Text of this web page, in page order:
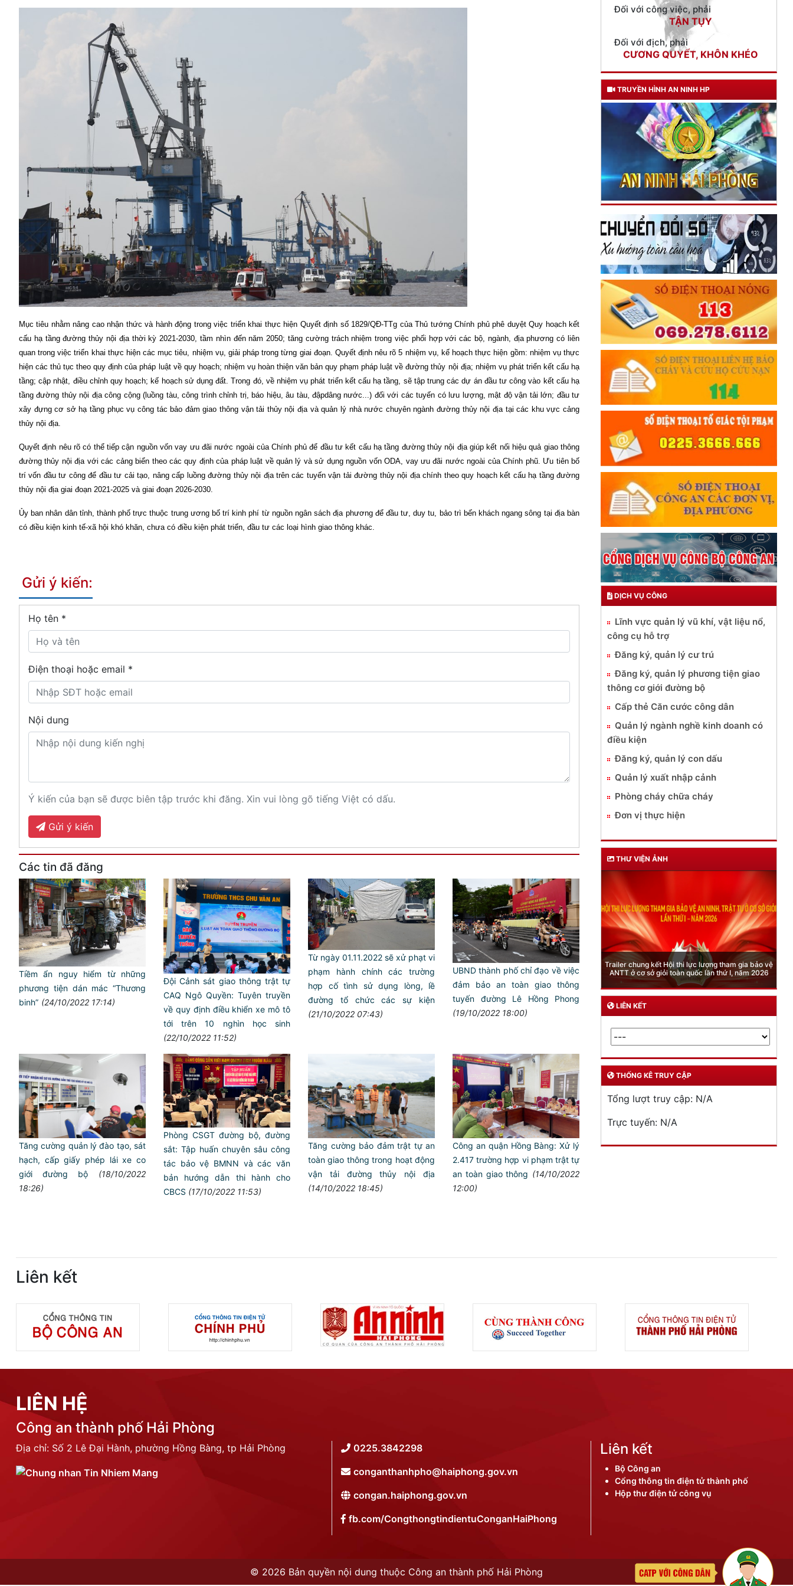
Mục tiêu nhằm nâng cao nhận thức và hành động trong việc triển khai thực hiện Quyết định số 1829/QĐ-TTg của Thủ tướng Chính phủ phê duyệt Quy hoạch kết
cấu hạ tầng đường thủy nội địa thời kỳ 2021-2030, tầm nhìn đến năm 2050; tăng cường trách nhiệm trong việc phối hợp với các bộ, ngành, địa phương có liên
quan trong việc triển khai thực hiện các mục tiêu, nhiệm vụ, giải pháp trong từng giai đoạn. Quyết định nêu rõ 5 nhiệm vụ, kế hoạch thực hiện gồm: nhiệm vụ thực
hiện các thủ tục theo quy định của pháp luật về quy hoạch; nhiệm vụ hoàn thiện văn bản quy phạm pháp luật về đường thủy nội địa; nhiệm vụ phát triển kết cấu hạ
tầng; cập nhật, điều chỉnh quy hoạch; kế hoạch sử dụng đất. Trong đó, về nhiệm vụ phát triển kết cấu hạ tầng, sẽ tập trung các dự án đầu tư công vào kết cấu hạ
tầng đường thủy nội địa công cộng (luồng tàu, công trình chỉnh trị, báo hiệu, âu tàu, đậpdâng nước...) đối với các tuyến có lưu lượng, mật độ vận tải lớn; đầu tư
xây đựng cơ sở hạ tầng phục vụ công tác bảo đảm giao thông vận tải thủy nội địa và quản lý nhà nước chuyên ngành đường thủy nội địa tại các khu vực cảng
thủy nội địa.
Quyết định nêu rõ có thể tiếp cận nguồn vốn vay ưu đãi nước ngoài của Chính phủ để đầu tư kết cấu hạ tầng đường thủy nội địa giúp kết nối hiệu quả giao thông
đường thủy nội địa với các cảng biển theo các quy định của pháp luật về quản lý và sử dụng nguồn vốn ODA, vay ưu đãi nước ngoài của Chính phũ. Ưu tiên bố
trí vốn đầu tư công để đầu tư cải tạo, nâng cấp luồng đường thủy nội địa trên các tuyến vận tải đường thủy nội địa chính theo quy hoạch kết cấu hạ tầng đường
thủy nội địa giai đoạn 2021-2025 và giai đoạn 2026-2030.
Ủy ban nhân dân tỉnh, thành phố trực thuộc trung ương bố trí kinh phí từ nguồn ngân sách địa phương để đầu tư, duy tu, bảo trì bến khách ngang sông tại địa bàn
có điều kiện kinh tế-xã hội khó khăn, chưa có điều kiện phát triển, đầu tư các loại hình giao thông khác.
Gửi ý kiến:
Họ tên *
Điện thoại hoặc email *
Nội dung
Ý kiến của bạn sẽ được biên tập trước khi đăng. Xin vui lòng gõ tiếng Việt có dấu.
Gửi ý kiến
Các tin đã đăng
Tiềm ẩn nguy hiểm từ những
phương tiện dán mác “Thương
binh” (24/10/2022 17:14)
Đội Cảnh sát giao thông trật tự
CAQ Ngô Quyền: Tuyên truyền
về quy định điều khiển xe mô tô
tới trên 10 nghìn học sinh
(22/10/2022 11:52)
Từ ngày 01.11.2022 sẽ xử phạt vi
phạm hành chính các trường
hợp cố tình sử dụng lòng, lề
đường tổ chức các sự kiện
(21/10/2022 07:43)
UBND thành phố chỉ đạo về việc
đảm bảo an toàn giao thông
tuyến đường Lê Hồng Phong
(19/10/2022 18:00)
Tăng cường quản lý đào tạo, sát
hạch, cấp giấy phép lái xe co
giới đường bộ
(18/10/2022
18:26)
Phòng CSGT đường bộ, đường
sắt: Tập huấn chuyên sâu công
tác bảo vệ BMNN và các văn
bản hướng dẫn thi hành cho
CBCS (17/10/2022 11:53)
Tăng cường bảo đảm trật tự an
toàn giao thông trong hoạt động
vận tải đường thủy nội địa
(14/10/2022 18:45)
Công an quận Hồng Bàng: Xử lý
2.417 trường hợp vi phạm trật tự
an toàn giao thông (14/10/2022
12:00)
Đối với địch, phải
CƯƠNG QUYẾT, KHÔN KHÉO
Trích thư Chủ tịch Hồ Chí Minh
gửi Công an Khu XII,
TRUYỀN HÌNH AN NINH HP
DỊCH VỤ CÔNG
Lĩnh vực quản lý vũ khí, vật liệu nổ,
công cụ hỗ trợ
Đăng ký, quản lý cư trú
Đăng ký, quản lý phương tiện giao
thông cơ giới đường bộ
Cấp thẻ Căn cước công dân
Quản lý ngành nghề kinh doanh có
điều kiện
Đăng ký, quản lý con dấu
Quản lý xuất nhập cảnh
Phòng cháy chữa cháy
Đơn vị thực hiện
THƯ VIỆN ẢNH
Phòng Quản lý xuất nhập cảnh: Hướng dẫn những
quy định mới trong lĩnh vực xuất cảnh, nhập cảnh
của công dân việt nam từ ngày 01/7/2026
LIÊN KẾT
THỐNG KÊ TRUY CẬP
Tổng lượt truy cập: N/A
Trực tuyến: N/A
Liên kết
LIÊN HỆ
Công an thành phố Hải Phòng
Địa chỉ: Số 2 Lê Đại Hành, phường Hồng Bàng, tp Hải Phòng
0225.3842298
conganthanhpho@haiphong.gov.vn
congan.haiphong.gov.vn
fb.com/CongthongtindientuConganHaiPhong
Liên kết
Bộ Công an
Cổng thông tin điện tử thành phố
Hộp thư điện tử công vụ
© 2026 Bản quyền nội dung thuộc Công an thành phố Hải Phòng